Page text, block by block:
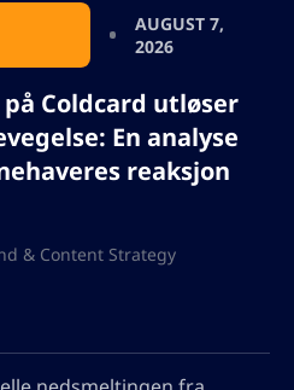
AUGUST 7,
2026
Coldcard utløser
En analyse
reaksjon
& Content Strategy